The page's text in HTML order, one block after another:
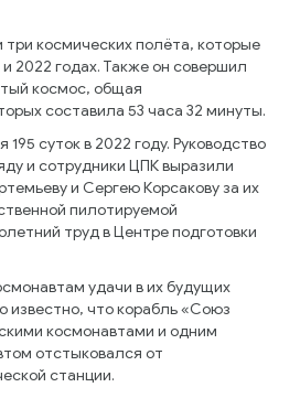
космических полёта, которые
2022 годах. Также он совершил
космос, общая
составила 53 часа 32 минуты.
суток в 2022 году. Руководство
и сотрудники ЦПК выразили
и Сергею Корсакову за их
пилотируемой
труд в Центре подготовки
удачи в их будущих
известно, что корабль «Союз
космонавтами и одним
отстыковался от
станции.